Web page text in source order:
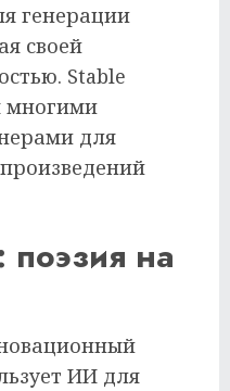
генерации
своей
Stable
многими
для
поэзия на
ИИ для